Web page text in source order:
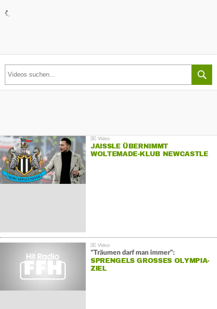
JAISSLE ÜBERNIMMT
WOLTEMADE-KLUB NEWCASTLE
"Träumen darf man immer":
SPRENGELS GROSSES OLYMPIA-Z
IEL